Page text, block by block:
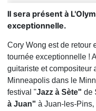
Il sera présent à
exceptionnelle.
Cory Wong est de retour
tournée exceptionnelle !
guitariste et compositeur
Minneapolis dans le
festival "Jazz à Sète" de
à Juan" à Juan-les-